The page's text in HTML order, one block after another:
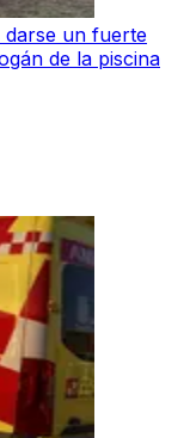
darse un fuerte
de la piscina